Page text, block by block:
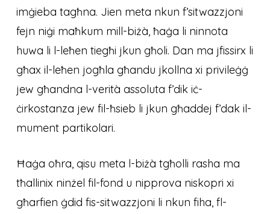
imġieba tagħna. Jien meta nkun f’sitwazzjoni
fejn niġi maħkum mill-biżà, ħaġa li ninnota
huwa li l-leħen tiegħi jkun għoli. Dan ma jfissirx li
għax il-leħen jogħla għandu jkollna xi privileġġ
jew għandna l-verità assoluta f’dik iċ-
ċirkostanza jew fil-ħsieb li jkun għaddej f’dak il-
mument partikolari.
Ħaġa oħra, qisu meta l-biżà tgħolli rasha ma
tħallinix ninżel fil-fond u nipprova niskopri xi
għarfien ġdid fis-sitwazzjoni li nkun fiha, fl-